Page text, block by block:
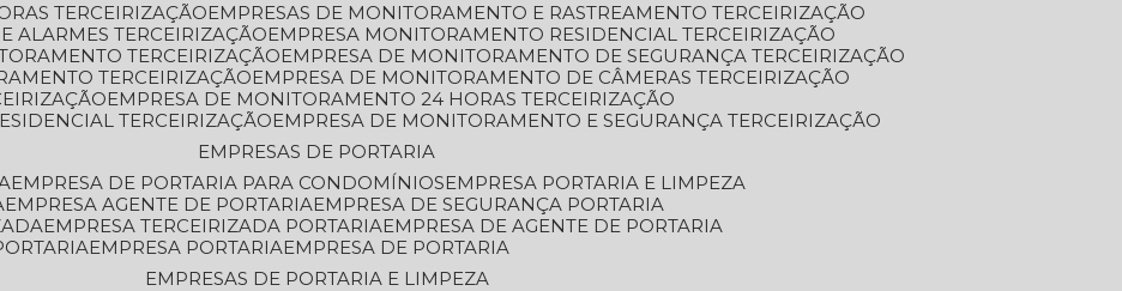
TERCEIRIZAÇÃO
EMPRESAS DE MONITORAMENTO E RASTREAMENTO TERCEIRIZAÇÃO
ALARMES TERCEIRIZAÇÃO
EMPRESA MONITORAMENTO RESIDENCIAL TERCEIRIZAÇÃO
TERCEIRIZAÇÃO
EMPRESA DE MONITORAMENTO DE SEGURANÇA TERCEIRIZAÇÃO
TERCEIRIZAÇÃO
EMPRESA DE MONITORAMENTO DE CÂMERAS TERCEIRIZAÇÃO
EMPRESA DE MONITORAMENTO 24 HORAS TERCEIRIZAÇÃO
TERCEIRIZAÇÃO
EMPRESA DE MONITORAMENTO E SEGURANÇA TERCEIRIZAÇÃO
EMPRESAS DE PORTARIA
EMPRESA DE PORTARIA PARA CONDOMÍNIOS
EMPRESA PORTARIA E LIMPEZA
EMPRESA AGENTE DE PORTARIA
EMPRESA DE SEGURANÇA PORTARIA
EMPRESA TERCEIRIZADA PORTARIA
EMPRESA DE AGENTE DE PORTARIA
EMPRESA PORTARIA
EMPRESA DE PORTARIA
EMPRESAS DE PORTARIA E LIMPEZA